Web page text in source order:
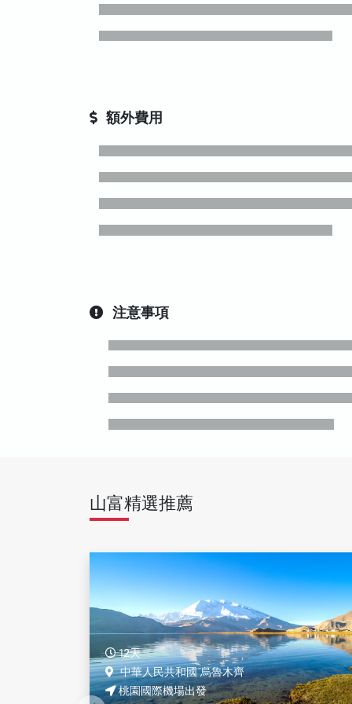
額外費用
注意事項
山富精選推薦
12天
中華人民共和國 烏魯木齊
桃園國際機場出發